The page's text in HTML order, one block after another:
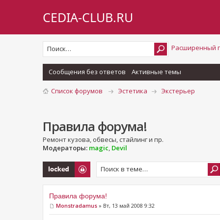
CEDIA-CLUB.RU
Расширенный
Сообщения без ответов Активные темы
Список форумов Эстетика Экстерьер
Правила форума!
Ремонт кузова, обвесы, стайлинг и пр.
Модераторы: magic, Devil
Закрыто
Правила форума!
Monstradamus » Вт, 13 май 2008 9:32